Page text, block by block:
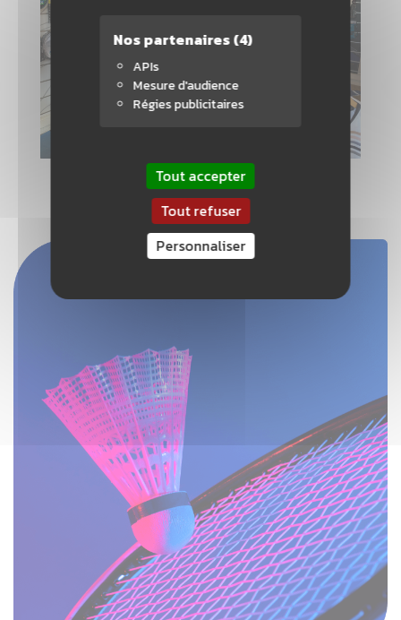
Nos partenaires(4)
APIs
Mesure d'audience
Régies publicitaires
Tout accepter
Tout refuser
Personnaliser